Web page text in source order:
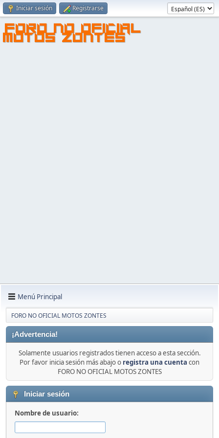
Iniciar sesión Registrarse
FORO NO OFICIAL
MOTOS ZONTES
Menú Principal
FORO NO OFICIAL MOTOS ZONTES
¡Advertencia!
Solamente usuarios registrados tienen acceso a esta sección.
Por favor inicia sesión más abajo o registra una cuenta con
FORO NO OFICIAL MOTOS ZONTES
Iniciar sesión
Nombre de usuario: